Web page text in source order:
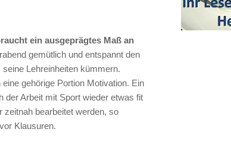
ein ausgeprägtes Maß an
gemütlich und entspannt den
Lehreinheiten kümmern.
gehörige Portion Motivation. Ein
der Arbeit mit Sport wieder etwas fit
bearbeitet werden, so
Klausuren.